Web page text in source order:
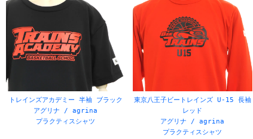
ス:バスケットボール ス:バレーボール
ストライプ 57 スポンサーバナー セミオーダー 276 ソフトボール タ:ジュニ
デ:迷彩 8 デジカモ 73 ハンドボール バスケットボール バ
500 198 レ
昇華プリント 868 水泳 372
色:紫・パープル 色:緑・グリーン 色:赤・レッド
トレインズアカデミー 半袖 ブラック
アグリナ / agrina
プラクティスシャツ
東京八王子ビートレインズ U-15 長袖
レッド
アグリナ / agrina
プラクティスシャツ